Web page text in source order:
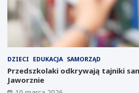
DZIECI EDUKACJA SAMORZĄD
Przedszkolaki odkrywają tajniki
Jaworznie